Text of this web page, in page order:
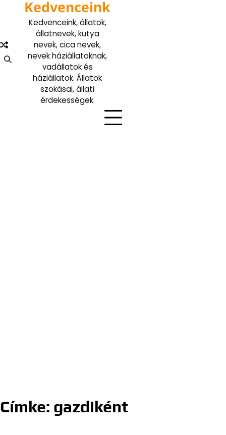
Kedvenceink
Kedvenceink, állatok,
állatnevek, kutya
nevek, cica nevek,
nevek háziállatoknak,
vadállatok és
háziállatok. Állatok
szokásai, állati
érdekességek.
Címke: gazdiként